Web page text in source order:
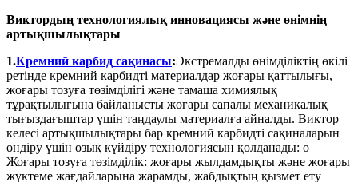
Виктордың технологиялық инновациясы және өнімнің
артықшылықтары
1.Кремний карбид сақинасы:Экстремалды өнімділіктің өкілі
ретінде кремний карбидті материалдар жоғары қаттылығы,
жоғары тозуға төзімділігі және тамаша химиялық
тұрақтылығына байланысты жоғары сапалы механикалық
тығыздағыштар үшін таңдаулы материалға айналды. Виктор
келесі артықшылықтары бар кремний карбидті сақиналарын
өндіру үшін озық күйдіру технологиясын қолданады: o
Жоғары тозуға төзімділік: жоғары жылдамдықты және жоғары
жүктеме жағдайларына жарамды, жабдықтың қызмет ету